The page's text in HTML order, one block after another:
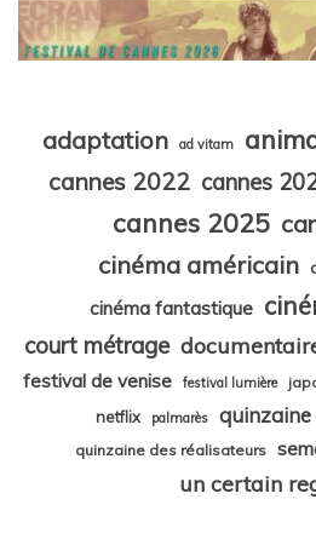
adaptation ad vitam
cannes 2022 cannes
cannes 2025
cinéma américain
cinéma fantastique
court métrage
festival de venise festival lumière
netflix palmarès quinzaine
quinzaine des réalisateurs
un certain